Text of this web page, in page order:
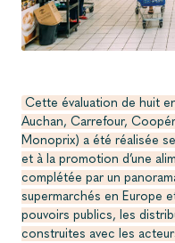
Cette évaluation de huit
Auchan, Carrefour,
Monoprix) a été réalisée
et à la promotion d’une
complétée par un
supermarchés en Europe
pouvoirs publics, les
construites avec les